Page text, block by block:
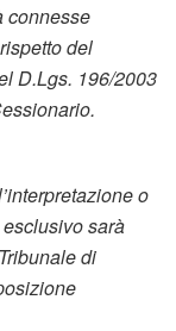
connesse
del
D.Lgs. 196/2003
o
sarà
di